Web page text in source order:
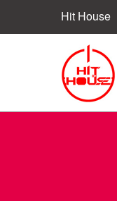
Hit House